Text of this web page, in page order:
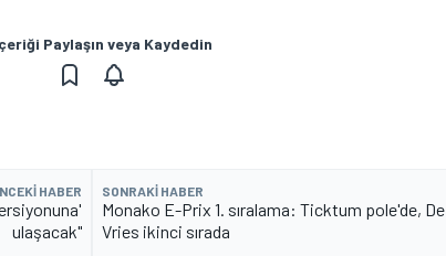
Paylaşın veya Kaydedin
HABER
ulaşacak"
SONRAKI HABER
Monako E-Prix 1. sıralama: Ticktum pole'de, De
Vries ikinci sırada